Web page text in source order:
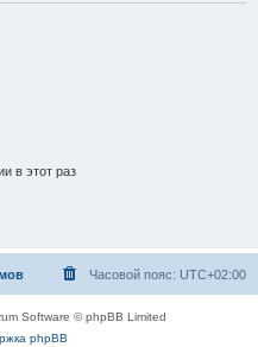
в этот раз
Часовой пояс: UTC+02:00
Software © phpBB Limited
phpBB